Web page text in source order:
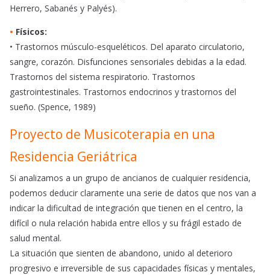
Herrero, Sabanés y Palyés).
• Físicos:
• Trastornos músculo-esqueléticos. Del aparato circulatorio,
sangre, corazón. Disfunciones sensoriales debidas a la edad.
Trastornos del sistema respiratorio. Trastornos
gastrointestinales. Trastornos endocrinos y trastornos del
sueño. (Spence, 1989)
Proyecto de Musicoterapia en una
Residencia Geriátrica
Si analizamos a un grupo de ancianos de cualquier residencia,
podemos deducir claramente una serie de datos que nos van a
indicar la dificultad de integración que tienen en el centro, la
difícil o nula relación habida entre ellos y su frágil estado de
salud mental.
La situación que sienten de abandono, unido al deterioro
progresivo e irreversible de sus capacidades físicas y mentales,